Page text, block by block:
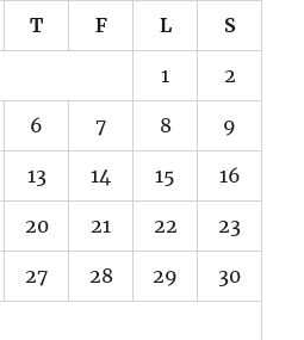
T F L S
1 2
6 7 8 9
13 14 15 16
20 21 22 23
27 28 29 30